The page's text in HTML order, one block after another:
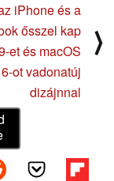
iPhone és a
ősszel kap
et és macOS
ot vadonatúj
dizájnnal
⟩